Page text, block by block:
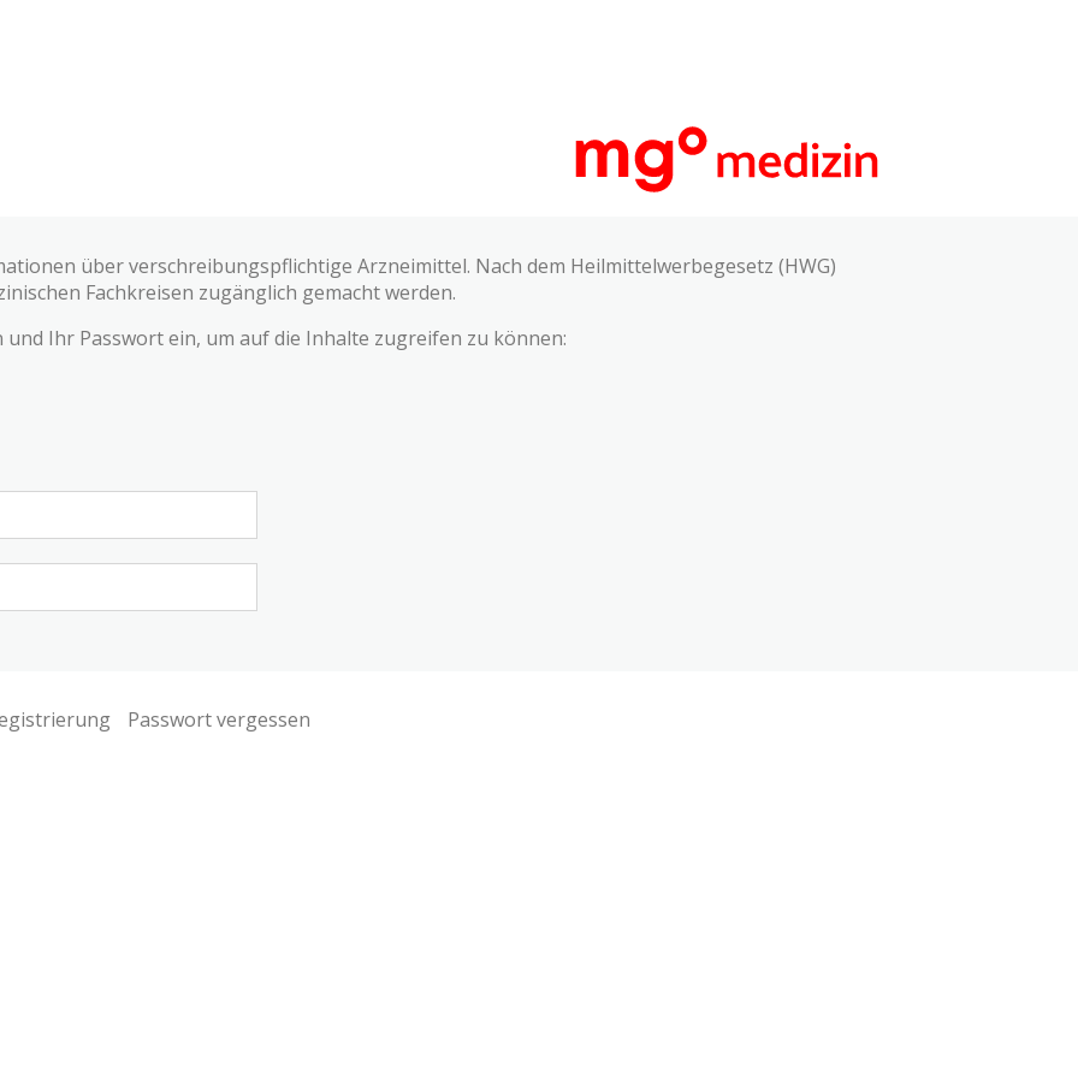
über verschreibungspflichtige Arzneimittel. Nach dem Heilmittelwerbegesetz (HWG)
Fachkreisen zugänglich gemacht werden.
Ihr Passwort ein, um auf die Inhalte zugreifen zu können:
Passwort vergessen